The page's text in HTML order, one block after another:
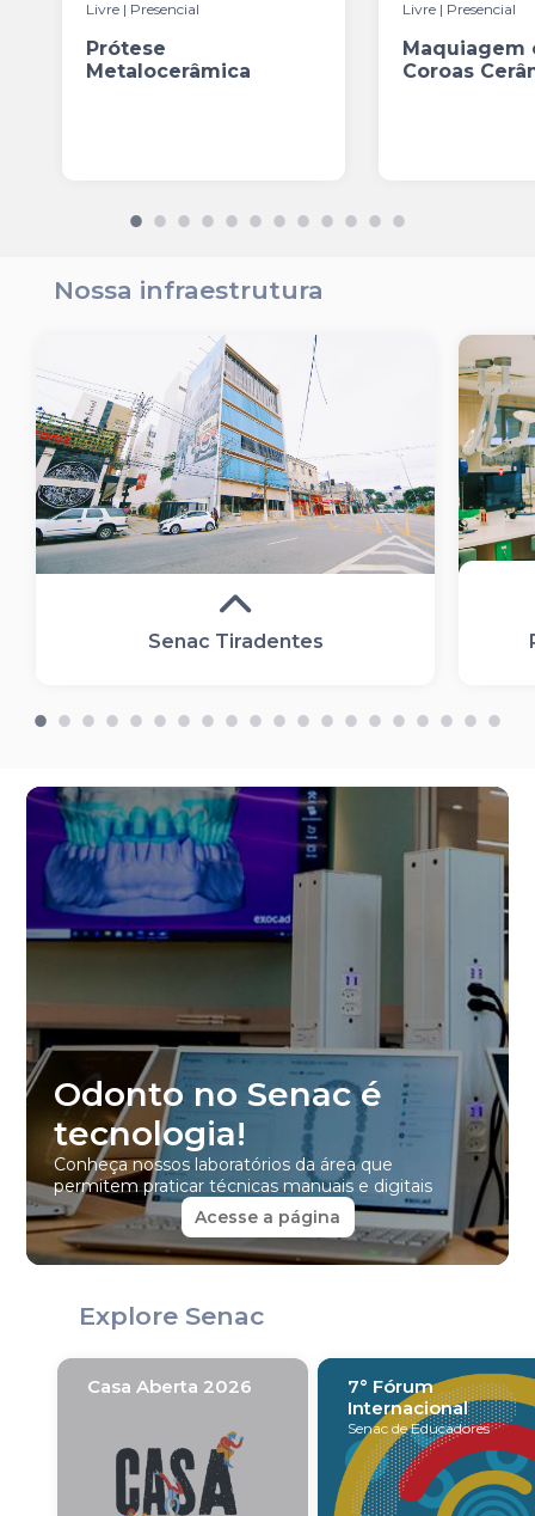
Livre | Presencial
Prótese
Metalocerâmica
Livre | Presencial
Maquiagem
Coroas
Nossa infraestrutura
Senac Tiradentes
Latina, com instalações e
rotina dos serviços de saúde como
hospitais, clínicas, laboratórios,
farmácias e centros de diagnóstico
por imagem, reproduzindo as
condições reais de trabalho para
que possa colocar em prática todo
conhecimento adquirido. Tudo isso
em um espaço incrível para você
conviver, fazer amigos e aprender!
Odonto no Senac é
tecnologia!
Conheça nossos laboratórios da área que
permitem praticar técnicas manuais e digitais
Acesse a página
Explore Senac
Casa Aberta 2026
7° Fórum
Internacional
Senac de Educadores